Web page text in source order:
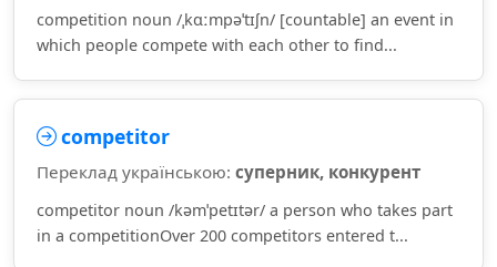
competition noun /ˌkɑːmpəˈtɪʃn/ [countable] an event in
which people compete with each other to find...
competitor
Переклад українською: суперник, конкурент
competitor noun /kəmˈpetɪtər/ a person who takes part
in a competitionOver 200 competitors entered t...